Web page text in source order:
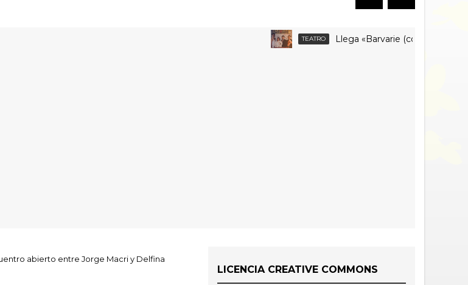
TEATRO Llega «Barvarie (con v corta)» a
abierto entre Jorge Macri y Delfina
LICENCIA CREATIVE COMMONS